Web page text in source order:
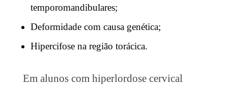
temporomandibulares;
Deformidade com causa genética;
Hipercifose na região torácica.
Em alunos com hiperlordose cervical